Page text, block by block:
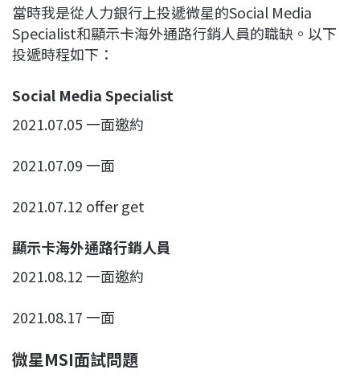
當時我是從人力銀行上投遞微星的Social Media
Specialist和顯示卡海外通路行銷人員的職缺。以下
投遞時程如下：
Social Media Specialist
2021.07.05 一面邀約
2021.07.09 一面
2021.07.12 offer get
顯示卡海外通路行銷人員
2021.08.12 一面邀約
2021.08.17 一面
微星MSI面試問題